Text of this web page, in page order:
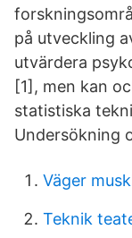
på utveckling
utvärdera
[1], men kan
statistiska
Undersökning
Väger
Teknik